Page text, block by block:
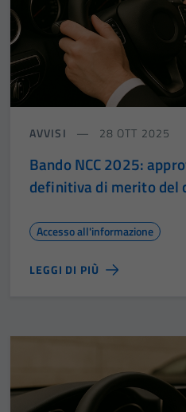
AVVISI 28 OTT 2025
Bando NCC 2025:
definitiva di merito del
Accesso all'informazione
LEGGI DI PIÙ